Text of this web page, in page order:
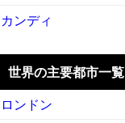
カンディ
世界の主要都市一覧
ロンドン